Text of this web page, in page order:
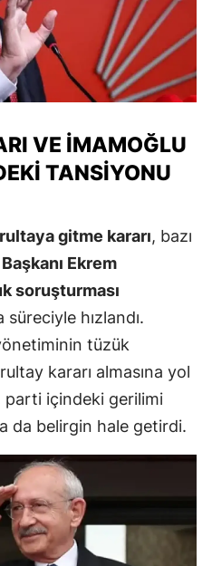
VE İMAMOĞLU
TANSIYONU
gitme kararı, bazı
Ekrem
soruşturması
hızlandı.
tüzük
kararı almasına yol
parti içindeki gerilimi
da belirgin hale getirdi.